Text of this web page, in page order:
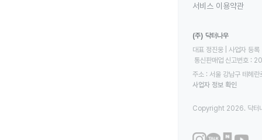
서비스 이용약관
(주) 닥터나우
대표 정진웅 | 사업자
통신판매업 신고번호
주소 : 서울 강남구 테헤
사업자 정보 확인
Copyright 2026. 닥터